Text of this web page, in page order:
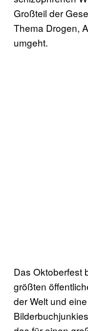
Großteil der
Thema Drogen,
umgeht.
Das Oktoberfest
größten
der Welt und